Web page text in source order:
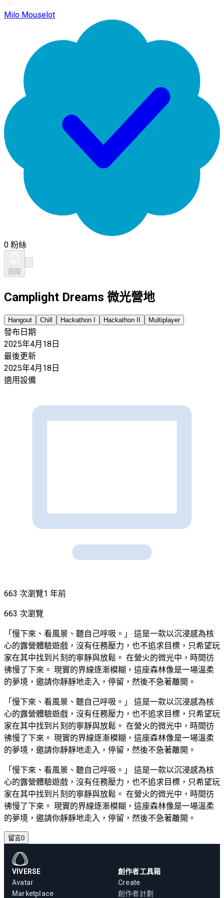
Milo Mouselot
0 粉絲
追蹤
Camplight Dreams 微光營地
Hangout Chill Hackathon I Hackathon II Multiplayer
發布日期
2025年4月18日
最後更新
2025年4月18日
適用設備
663 次瀏覽1 年前
663 次瀏覽
「慢下來、看風景、聽自己呼吸。」 這是一款以沉浸感為核
心的露營體驗遊戲，沒有任務壓力，也不追求目標，只希望玩
家在其中找到片刻的寧靜與放鬆。 在營火的微光中，時間彷
彿慢了下來。 現實的界線逐漸模糊，這座森林像是一場溫柔
的夢境，邀請你靜靜地走入，停留，然後不急著離開。
「慢下來、看風景、聽自己呼吸。」 這是一款以沉浸感為核
心的露營體驗遊戲，沒有任務壓力，也不追求目標，只希望玩
家在其中找到片刻的寧靜與放鬆。 在營火的微光中，時間彷
彿慢了下來。 現實的界線逐漸模糊，這座森林像是一場溫柔
的夢境，邀請你靜靜地走入，停留，然後不急著離開。
「慢下來、看風景、聽自己呼吸。」 這是一款以沉浸感為核
心的露營體驗遊戲，沒有任務壓力，也不追求目標，只希望玩
家在其中找到片刻的寧靜與放鬆。 在營火的微光中，時間彷
彿慢了下來。 現實的界線逐漸模糊，這座森林像是一場溫柔
的夢境，邀請你靜靜地走入，停留，然後不急著離開。
留言0
VIVERSE
Avatar
Marketplace
創作者工具箱
Create
創作者計劃